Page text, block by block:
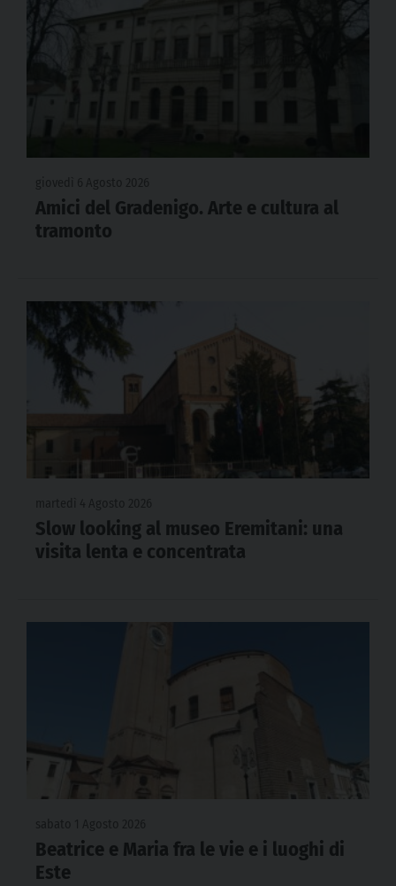
Amici del Gradenigo. Arte e cultura al
tramonto
Slow looking al museo Eremitani: una
visita lenta e concentrata
Beatrice e Maria fra le vie e i luoghi di
Este